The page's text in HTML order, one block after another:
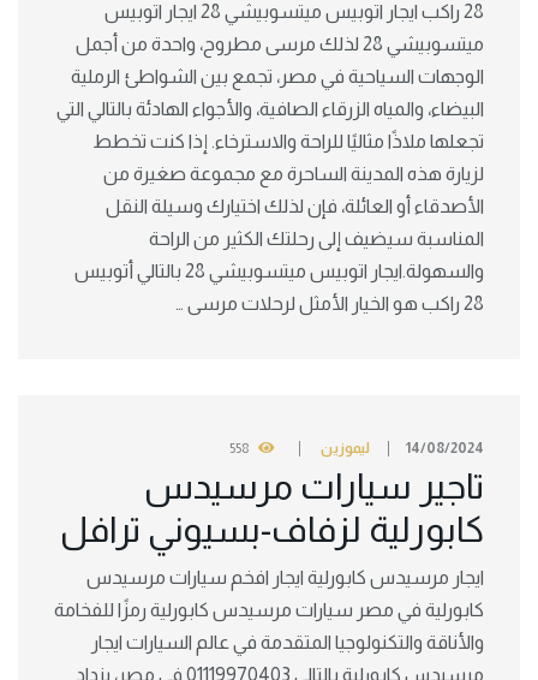
28 راكب ايجار اتوبيس ميتسوبيشي 28 ايجار اتوبيس
ميتسوبيشي 28 لذلك مرسى مطروح، واحدة من أجمل
الوجهات السياحية في مصر، تجمع بين الشواطئ الرملية
البيضاء، والمياه الزرقاء الصافية، والأجواء الهادئة بالتالي التي
تجعلها ملاذًا مثاليًا للراحة والاسترخاء. إذا كنت تخطط
لزيارة هذه المدينة الساحرة مع مجموعة صغيرة من
الأصدقاء أو العائلة، فإن لذلك اختيارك وسيلة النقل
المناسبة سيضيف إلى رحلتك الكثير من الراحة
والسهولة.ايجار اتوبيس ميتسوبيشي 28 بالتالي أتوبيس
28 راكب هو الخيار الأمثل لرحلات مرسى …
14/08/2024 ليموزين 558
تاجير سيارات مرسيدس
كابورلية لزفاف-بسيوني ترافل
ايجار مرسيدس كابورلية ايجار افخم سيارات مرسيدس
كابورلية في مصر سيارات مرسيدس كابورلية رمزًا للفخامة
والأناقة والتكنولوجيا المتقدمة في عالم السيارات ايجار
مرسيدس كابورلية بالتالي 01119970403 في مصر، يزداد